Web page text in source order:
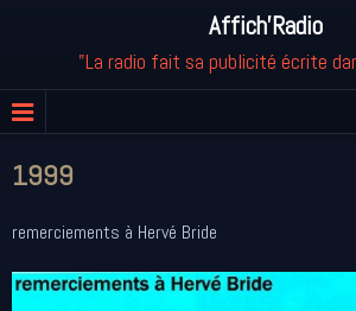
Affich'Radio
"La radio fait sa publicité écrite
1999
remerciements à Hervé Bride